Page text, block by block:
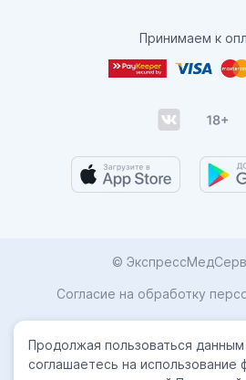
Принимаем к
©
Согласие на обработку
Карта сайта
Политика
Продолжая пользоваться
соглашаетесь на использование